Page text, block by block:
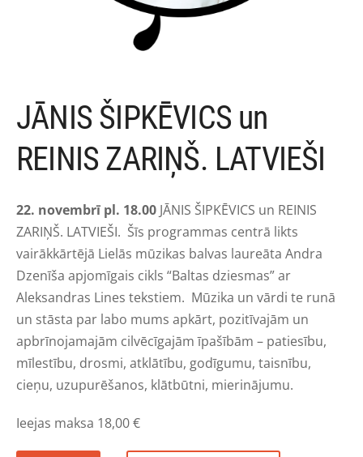
JĀNIS ŠIPKĒVICS un
REINIS ZARIŅŠ. LATVIEŠI
22. novembrī pl. 18.00 JĀNIS ŠIPKĒVICS un REINIS
ZARIŅŠ. LATVIEŠI. Šīs programmas centrā likts
vairākkārtējā Lielās mūzikas balvas laureāta Andra
Dzenīša apjomīgais cikls “Baltas dziesmas” ar
Aleksandras Lines tekstiem. Mūzika un vārdi te runā
un stāsta par labo mums apkārt, pozitīvajām un
apbrīnojamajām cilvēcīgajām īpašībām – patiesību,
mīlestību, drosmi, atklātību, godīgumu, taisnību,
cieņu, uzupurēšanos, klātbūtni, mierinājumu.
Ieejas maksa 18,00€